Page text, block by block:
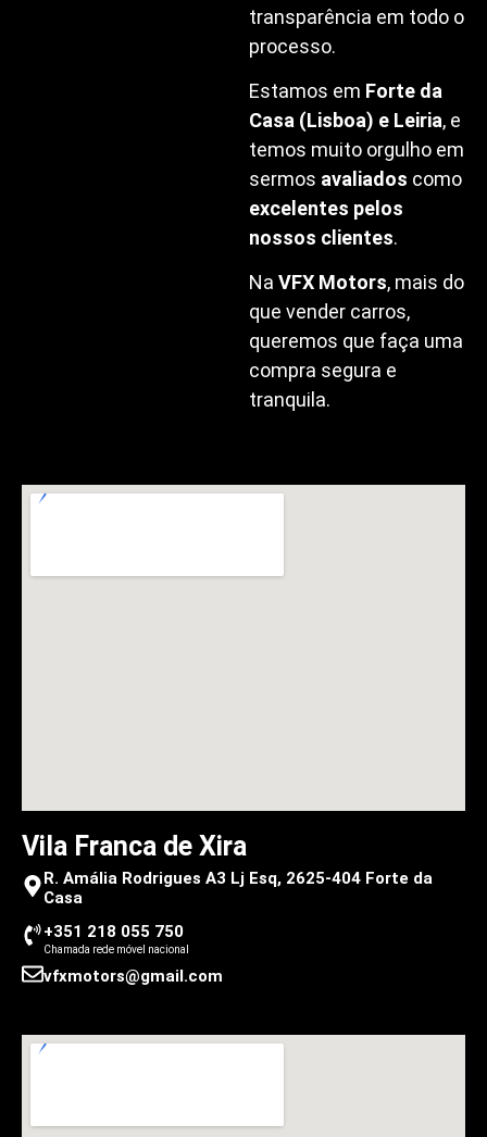
transparência em todo o
processo.
Estamos em Forte da
Casa (Lisboa) e Leiria, e
temos muito orgulho em
sermos avaliados como
excelentes pelos
nossos clientes.
NaVFX Motors, mais do
que vender carros,
queremos que faça uma
compra segura e
tranquila.
Vila Franca de Xira
R. Amália Rodrigues A3 Lj Esq, 2625-404 Forte da
Casa
+351 218 055 750
Chamada rede móvel nacional
vfxmotors@gmail.com